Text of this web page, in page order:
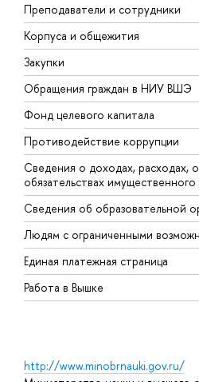
Преподаватели и сотрудники
Корпуса и общежития
Закупки
Обращения граждан в НИУ ВШЭ
Фонд целевого капитала
Противодействие коррупции
Сведения о доходах, расходах,
обязательствах имущественного
Сведения об образовательной
Людям с ограниченными
Единая платежная страница
Работа в Вышке
http://www.minobrnauki.gov.ru/